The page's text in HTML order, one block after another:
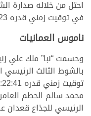
احتل من خلاله صدارة
في توقيت زمني قدره 9:14:23 دقيقة.
ناموس العمانيات
وحسمت “نبا” ملك علي
بالشوط الثالث
محمد سالم الحطم
الرئيسي للجذاع قعدان عمانيات